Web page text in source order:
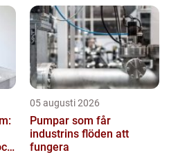
av dörrar till
05 augusti 2026
Pumpar som får
industrins flöden att
fungera